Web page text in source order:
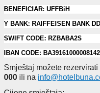
BENEFICIAR: UFFBiH
Y BANK: RAIFFEISEN BANK
SWIFT CODE: RZBABA2S
IBAN CODE:
Smještaj možete
000 ili na